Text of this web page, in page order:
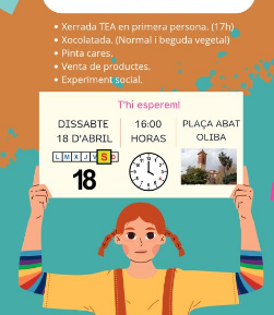
Dades Obertes
Catàleg de Serveis i Tràmits
Mercats Municipals
Webs Municipals